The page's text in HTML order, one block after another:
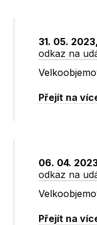
31. 05.
odkaz na
Přejít na
06. 04.
odkaz na
Přejít na